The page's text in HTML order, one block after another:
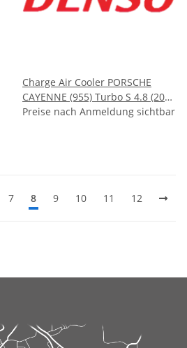
Charge Air Cooler PORSCHE
CAYENNE (955) Turbo S 4.8 (2007
- 2010)
Preise nach Anmeldung sichtbar
7 8 9 10 11 12